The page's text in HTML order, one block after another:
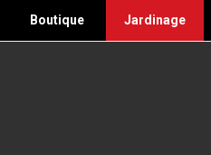
Boutique Jardinage